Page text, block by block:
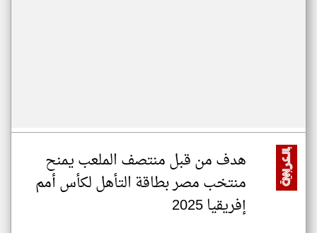
هدف من قبل منتصف الملعب يمنح
منتخب مصر بطاقة التأهل لكأس أمم
إفريقيا 2025